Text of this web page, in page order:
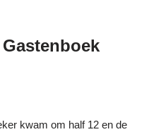
kwam om half 12 en de